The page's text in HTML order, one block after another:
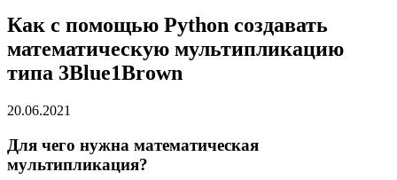
Как с помощью Python создавать
математическую мультипликацию
типа 3Blue1Brown
20.06.2021
Для чего нужна математическая
мультипликация?